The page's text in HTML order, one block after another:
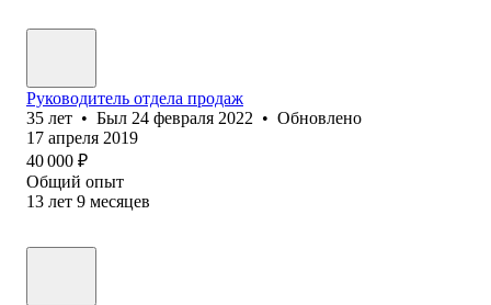
Руководитель отдела продаж
35 лет • Был 24 февраля 2022 • Обновлено
17 апреля 2019
40 000 ₽
Общий опыт
13 лет 9 месяцев